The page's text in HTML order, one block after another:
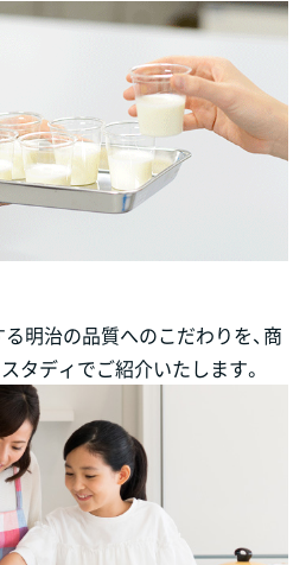
る明治の品質へのこだわりを、商
タディでご紹介いたします。